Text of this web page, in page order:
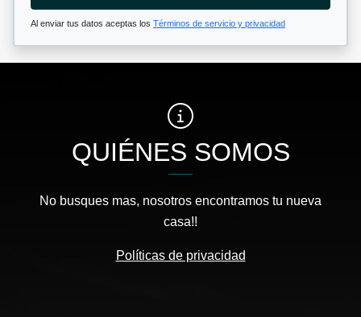
Al enviar tus datos aceptas los Términos de servicio y privacidad
QUIÉNES SOMOS
No busques mas, nosotros encontramos tu nueva
casa!!
Políticas de privacidad